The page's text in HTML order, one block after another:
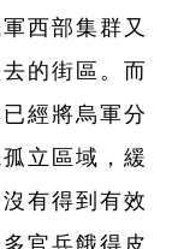
西部集群又
的街區。而
經將烏軍分
立區域，緩
有得到有效
官兵餓得皮